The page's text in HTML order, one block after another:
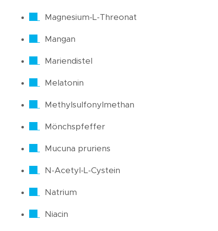
Magnesium-L-Threonat
Mangan
Mariendistel
Melatonin
Methylsulfonylmethan
Mönchspfeffer
Mucuna pruriens
N-Acetyl-L-Cystein
Natrium
Niacin